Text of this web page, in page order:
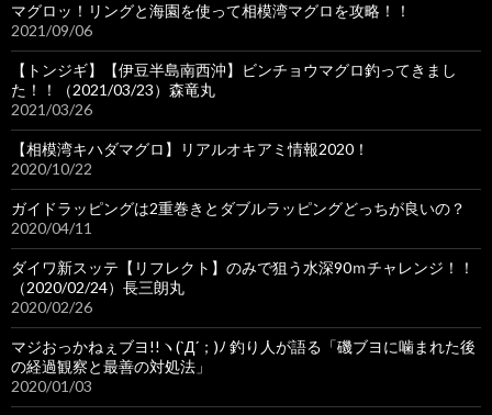
マグロッ！リングと海園を使って相模湾マグロを攻略！！
2021/09/06
【トンジギ】【伊豆半島南西沖】ビンチョウマグロ釣ってきまし
た！！（2021/03/23）森竜丸
2021/03/26
【相模湾キハダマグロ】リアルオキアミ情報2020！
2020/10/22
ガイドラッピングは2重巻きとダブルラッピングどっちが良いの？
2020/04/11
ダイワ新スッテ【リフレクト】のみで狙う水深90ｍチャレンジ！！
（2020/02/24）長三朗丸
2020/02/26
マジおっかねぇブヨ!!ヽ(`Д´；)ﾉ 釣り人が語る「磯ブヨに噛まれた後
の経過観察と最善の対処法」
2020/01/03